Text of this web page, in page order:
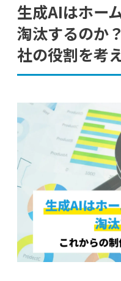
生成AIはホー
淘汰するのか
社の役割を考